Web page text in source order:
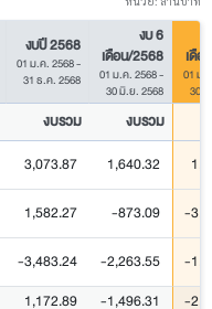
งบปี 2568
01 ม.ค. 2568-
31 ธ.ค. 2568
งบ 6
เดือน/2568
01 ม.ค. 2568-
30 มิ.ย. 2568
เดือ
01 ม.
30
งบรวม งบรวม
3,073.87 1,640.32
1,582.27 -873.09 -
-3,483.24 -2,263.55 -
1,172.89 -1,496.31 -